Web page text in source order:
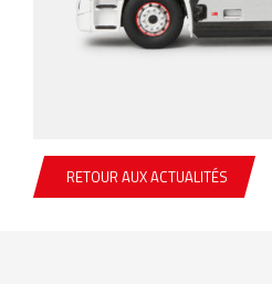
RETOUR AUX ACTUALITÉS